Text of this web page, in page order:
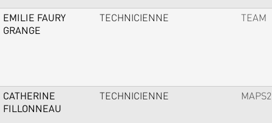
EMILIE FAURY
GRANGE
TECHNICIENNE TEAM
CATHERINE
FILLONNEAU
TECHNICIENNE MAPS2